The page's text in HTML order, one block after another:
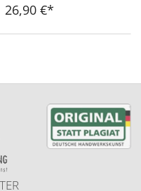
26,90 €